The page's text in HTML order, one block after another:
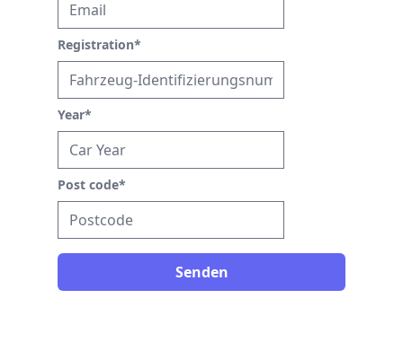
Registration*
Year*
Post code*
Senden